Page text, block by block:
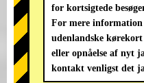
for kortsigtede
For mere
udenlandske
eller opnåelse af nyt
kontakt venligst det